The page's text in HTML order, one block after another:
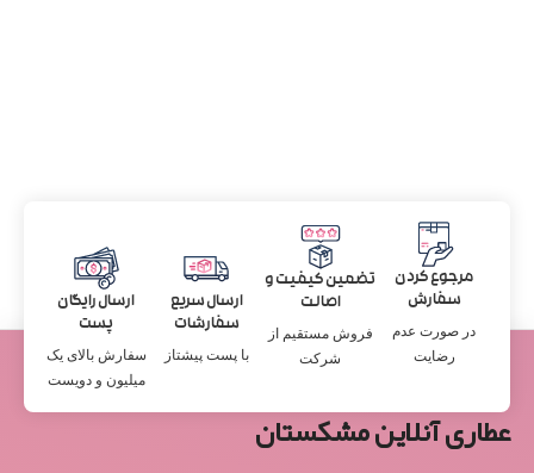
مرجوع کردن
سفارش
در صورت عدم
رضایت
تضمین کیفیت و
اصالت
فروش مستقیم از
شرکت
ارسال سریع
سفارشات
با پست پیشتاز
ارسال رایگان
پست
سفارش بالای یک
میلیون و دویست
عطاری آنلاین مشکستان